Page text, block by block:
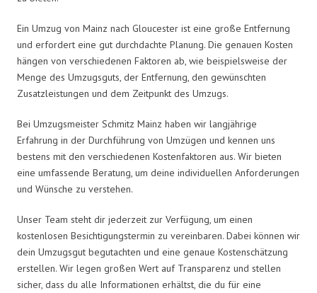
Ein Umzug von Mainz nach Gloucester ist eine große Entfernung
und erfordert eine gut durchdachte Planung. Die genauen Kosten
hängen von verschiedenen Faktoren ab, wie beispielsweise der
Menge des Umzugsguts, der Entfernung, den gewünschten
Zusatzleistungen und dem Zeitpunkt des Umzugs.
Bei Umzugsmeister Schmitz Mainz haben wir langjährige
Erfahrung in der Durchführung von Umzügen und kennen uns
bestens mit den verschiedenen Kostenfaktoren aus. Wir bieten
eine umfassende Beratung, um deine individuellen Anforderungen
und Wünsche zu verstehen.
Unser Team steht dir jederzeit zur Verfügung, um einen
kostenlosen Besichtigungstermin zu vereinbaren. Dabei können wir
dein Umzugsgut begutachten und eine genaue Kostenschätzung
erstellen. Wir legen großen Wert auf Transparenz und stellen
sicher, dass du alle Informationen erhältst, die du für eine